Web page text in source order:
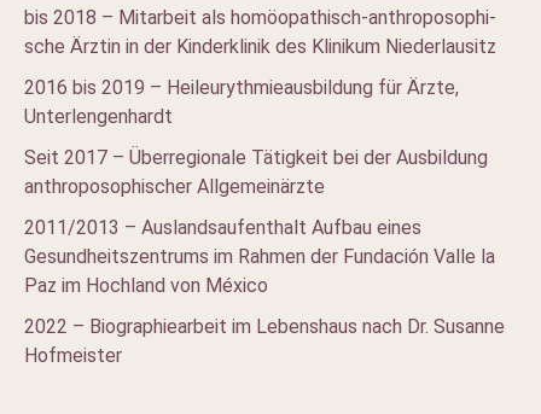
bis 2018 – Mitarbeit als homöopathisch-anthroposophi-
sche Ärztin in der Kinderklinik des Klinikum Niederlausitz
2016 bis 2019 – Heileurythmieausbildung für Ärzte,
Unterlengenhardt
Seit 2017 – Überregionale Tätigkeit bei der Ausbildung
anthroposophischer Allgemeinärzte
2011/2013 – Auslandsaufenthalt Aufbau eines
Gesundheitszentrums im Rahmen der Fundación Valle la
Paz im Hochland von México
2022 – Biographiearbeit im Lebenshaus nach Dr. Susanne
Hofmeister